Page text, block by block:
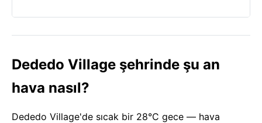
Dededo Village şehrinde şu an
hava nasıl?
Dededo Village'de sıcak bir 28°C gece — hava